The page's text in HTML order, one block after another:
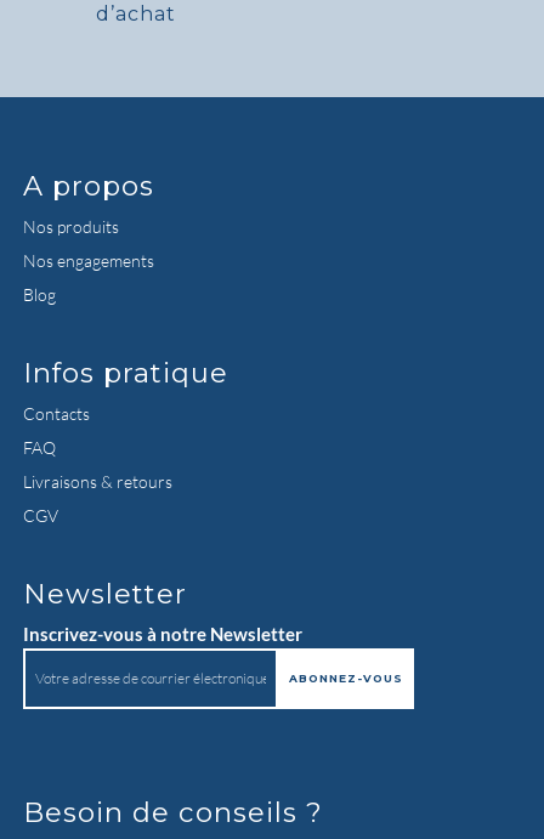
d’achat
A propos
Nos produits
Nos engagements
Blog
Infos pratique
Contacts
FAQ
Livraisons & retours
CGV
Newsletter
Inscrivez-vous à notre Newsletter
Besoin de conseils ?